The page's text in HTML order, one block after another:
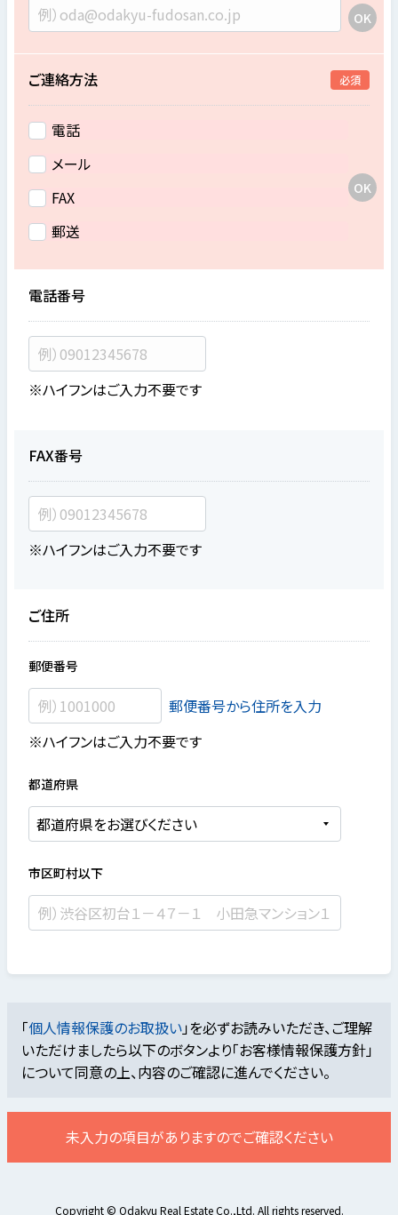
ご連絡方法 必須
電話
メール
FAX
郵送
電話番号
※ハイフンはご入力不要です
FAX番号
※ハイフンはご入力不要です
ご住所
郵便番号
郵便番号から住所を入力
※ハイフンはご入力不要です
都道府県
市区町村以下
「個人情報保護のお取扱い」を必ずお読みいただき、ご理解
いただけましたら以下のボタンより「お客様情報保護方針」
について同意の上、内容のご確認に進んでください。
未入力の項目がありますのでご確認ください
Copyright © Odakyu Real Estate Co.,Ltd. All rights reserved.